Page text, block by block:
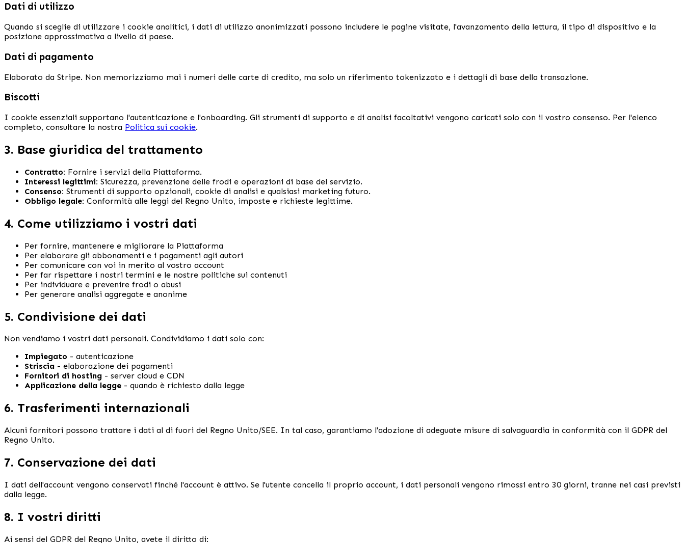
Dati di utilizzo
Quando si sceglie di utilizzare i cookie analitici, i dati di utilizzo anonimizzati possono includere le pagine visitate, l'avanzamento della lettura, il tipo di dispositivo e la
posizione approssimativa a livello di paese.
Dati di pagamento
Elaborato da Stripe. Non memorizziamo mai i numeri delle carte di credito, ma solo un riferimento tokenizzato e i dettagli di base della transazione.
Biscotti
I cookie essenziali supportano l'autenticazione e l'onboarding. Gli strumenti di supporto e di analisi facoltativi vengono caricati solo con il vostro consenso. Per l'elenco
completo, consultare la nostra Politica sui cookie.
3. Base giuridica del trattamento
Contratto: Fornire i servizi della Piattaforma.
Interessi legittimi: Sicurezza, prevenzione delle frodi e operazioni di base del servizio.
Consenso: Strumenti di supporto opzionali, cookie di analisi e qualsiasi marketing futuro.
Obbligo legale: Conformità alle leggi del Regno Unito, imposte e richieste legittime.
4. Come utilizziamo i vostri dati
Per fornire, mantenere e migliorare la Piattaforma
Per elaborare gli abbonamenti e i pagamenti agli autori
Per comunicare con voi in merito al vostro account
Per far rispettare i nostri termini e le nostre politiche sui contenuti
Per individuare e prevenire frodi o abusi
Per generare analisi aggregate e anonime
5. Condivisione dei dati
Non vendiamo i vostri dati personali. Condividiamo i dati solo con:
Impiegato - autenticazione
Striscia - elaborazione dei pagamenti
Fornitori di hosting - server cloud e CDN
Applicazione della legge - quando è richiesto dalla legge
6. Trasferimenti internazionali
Alcuni fornitori possono trattare i dati al di fuori del Regno Unito/SEE. In tal caso, garantiamo l'adozione di adeguate misure di salvaguardia in conformità con il GDPR del
Regno Unito.
7. Conservazione dei dati
I dati dell'account vengono conservati finché l'account è attivo. Se l'utente cancella il proprio account, i dati personali vengono rimossi entro 30 giorni, tranne nei casi previsti
dalla legge.
8. I vostri diritti
Ai sensi del GDPR del Regno Unito, avete il diritto di: